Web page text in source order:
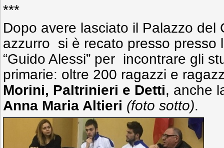
***
Dopo avere lasciato il Palazzo del
azzurro si è recato presso presso
“Guido Alessi” per incontrare gli
primarie: oltre 200 ragazzi e
Morini, Paltrinieri e Detti, anche
Anna Maria Altieri (foto sotto).